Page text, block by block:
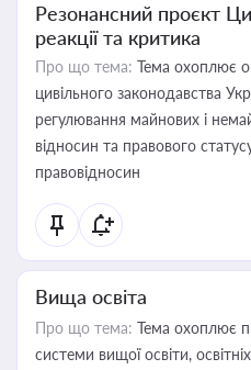
Резонансний проєкт
реакції та критика
Про що тема: Тема охоплює
цивільного законодавства
регулювання майнових і
відносин та правового
правовідносин
Вища освіта
Про що тема: Тема охоплює
системи вищої освіти,